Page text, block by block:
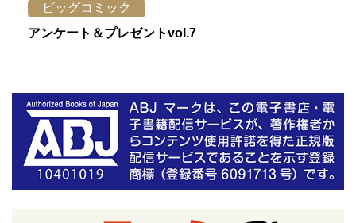
ビッグコミック
アンケート＆プレゼントvol.7